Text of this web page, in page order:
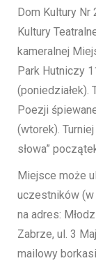
Dom Kultury
Kultury
kameralnej
Park Hutniczy
(poniedziałek).
Poezji
(wtorek).
słowa”
Miejsce może
uczestników (w
na adres:
Zabrze, ul. 3
mailowy